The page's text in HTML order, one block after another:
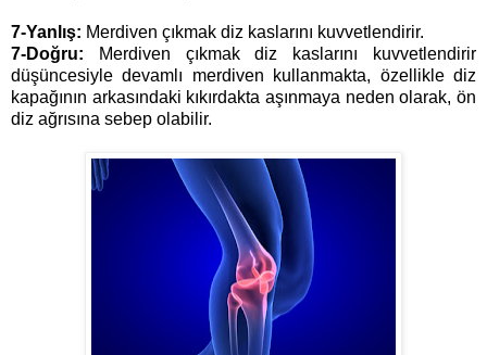
7-Yanlış: Merdiven çıkmak diz kaslarını kuvvetlendirir.
7-Doğru: Merdiven çıkmak diz kaslarını kuvvetlendirir
düşüncesiyle devamlı merdiven kullanmakta, özellikle diz
kapağının arkasındaki kıkırdakta aşınmaya neden olarak, ön
diz ağrısına sebep olabilir.